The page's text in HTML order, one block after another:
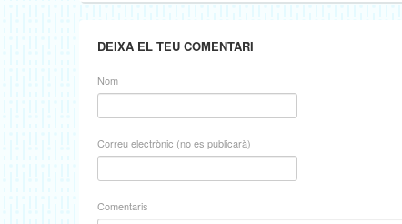
DEIXA EL TEU COMENTARI
Nom
Correu electrònic (no es publicarà)
Comentaris